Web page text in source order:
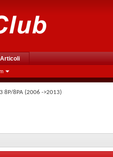
Articoli
8P/8PA (2006 ->2013)